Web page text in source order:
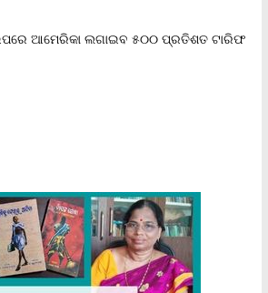
ଆମେରିକା ଲଗାଇବ ୫୦୦ ପ୍ରତିଶତ ଟାରିଫ